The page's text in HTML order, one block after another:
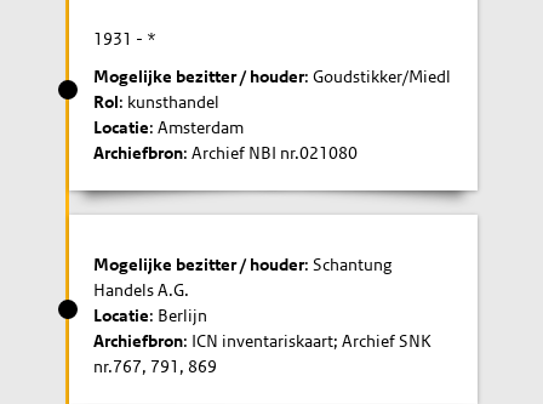
1931 - *
Mogelijke bezitter / houder: Goudstikker/Miedl
Rol: kunsthandel
Locatie: Amsterdam
Archiefbron: Archief NBI nr.021080
Mogelijke bezitter / houder: Schantung
Handels A.G.
Locatie: Berlijn
Archiefbron: ICN inventariskaart; Archief SNK
nr.767, 791, 869